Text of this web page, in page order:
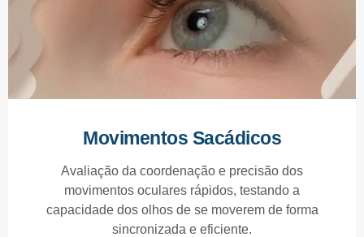
Movimentos Sacádicos
Avaliação da coordenação e precisão dos
movimentos oculares rápidos, testando a
capacidade dos olhos de se moverem de forma
sincronizada e eficiente.